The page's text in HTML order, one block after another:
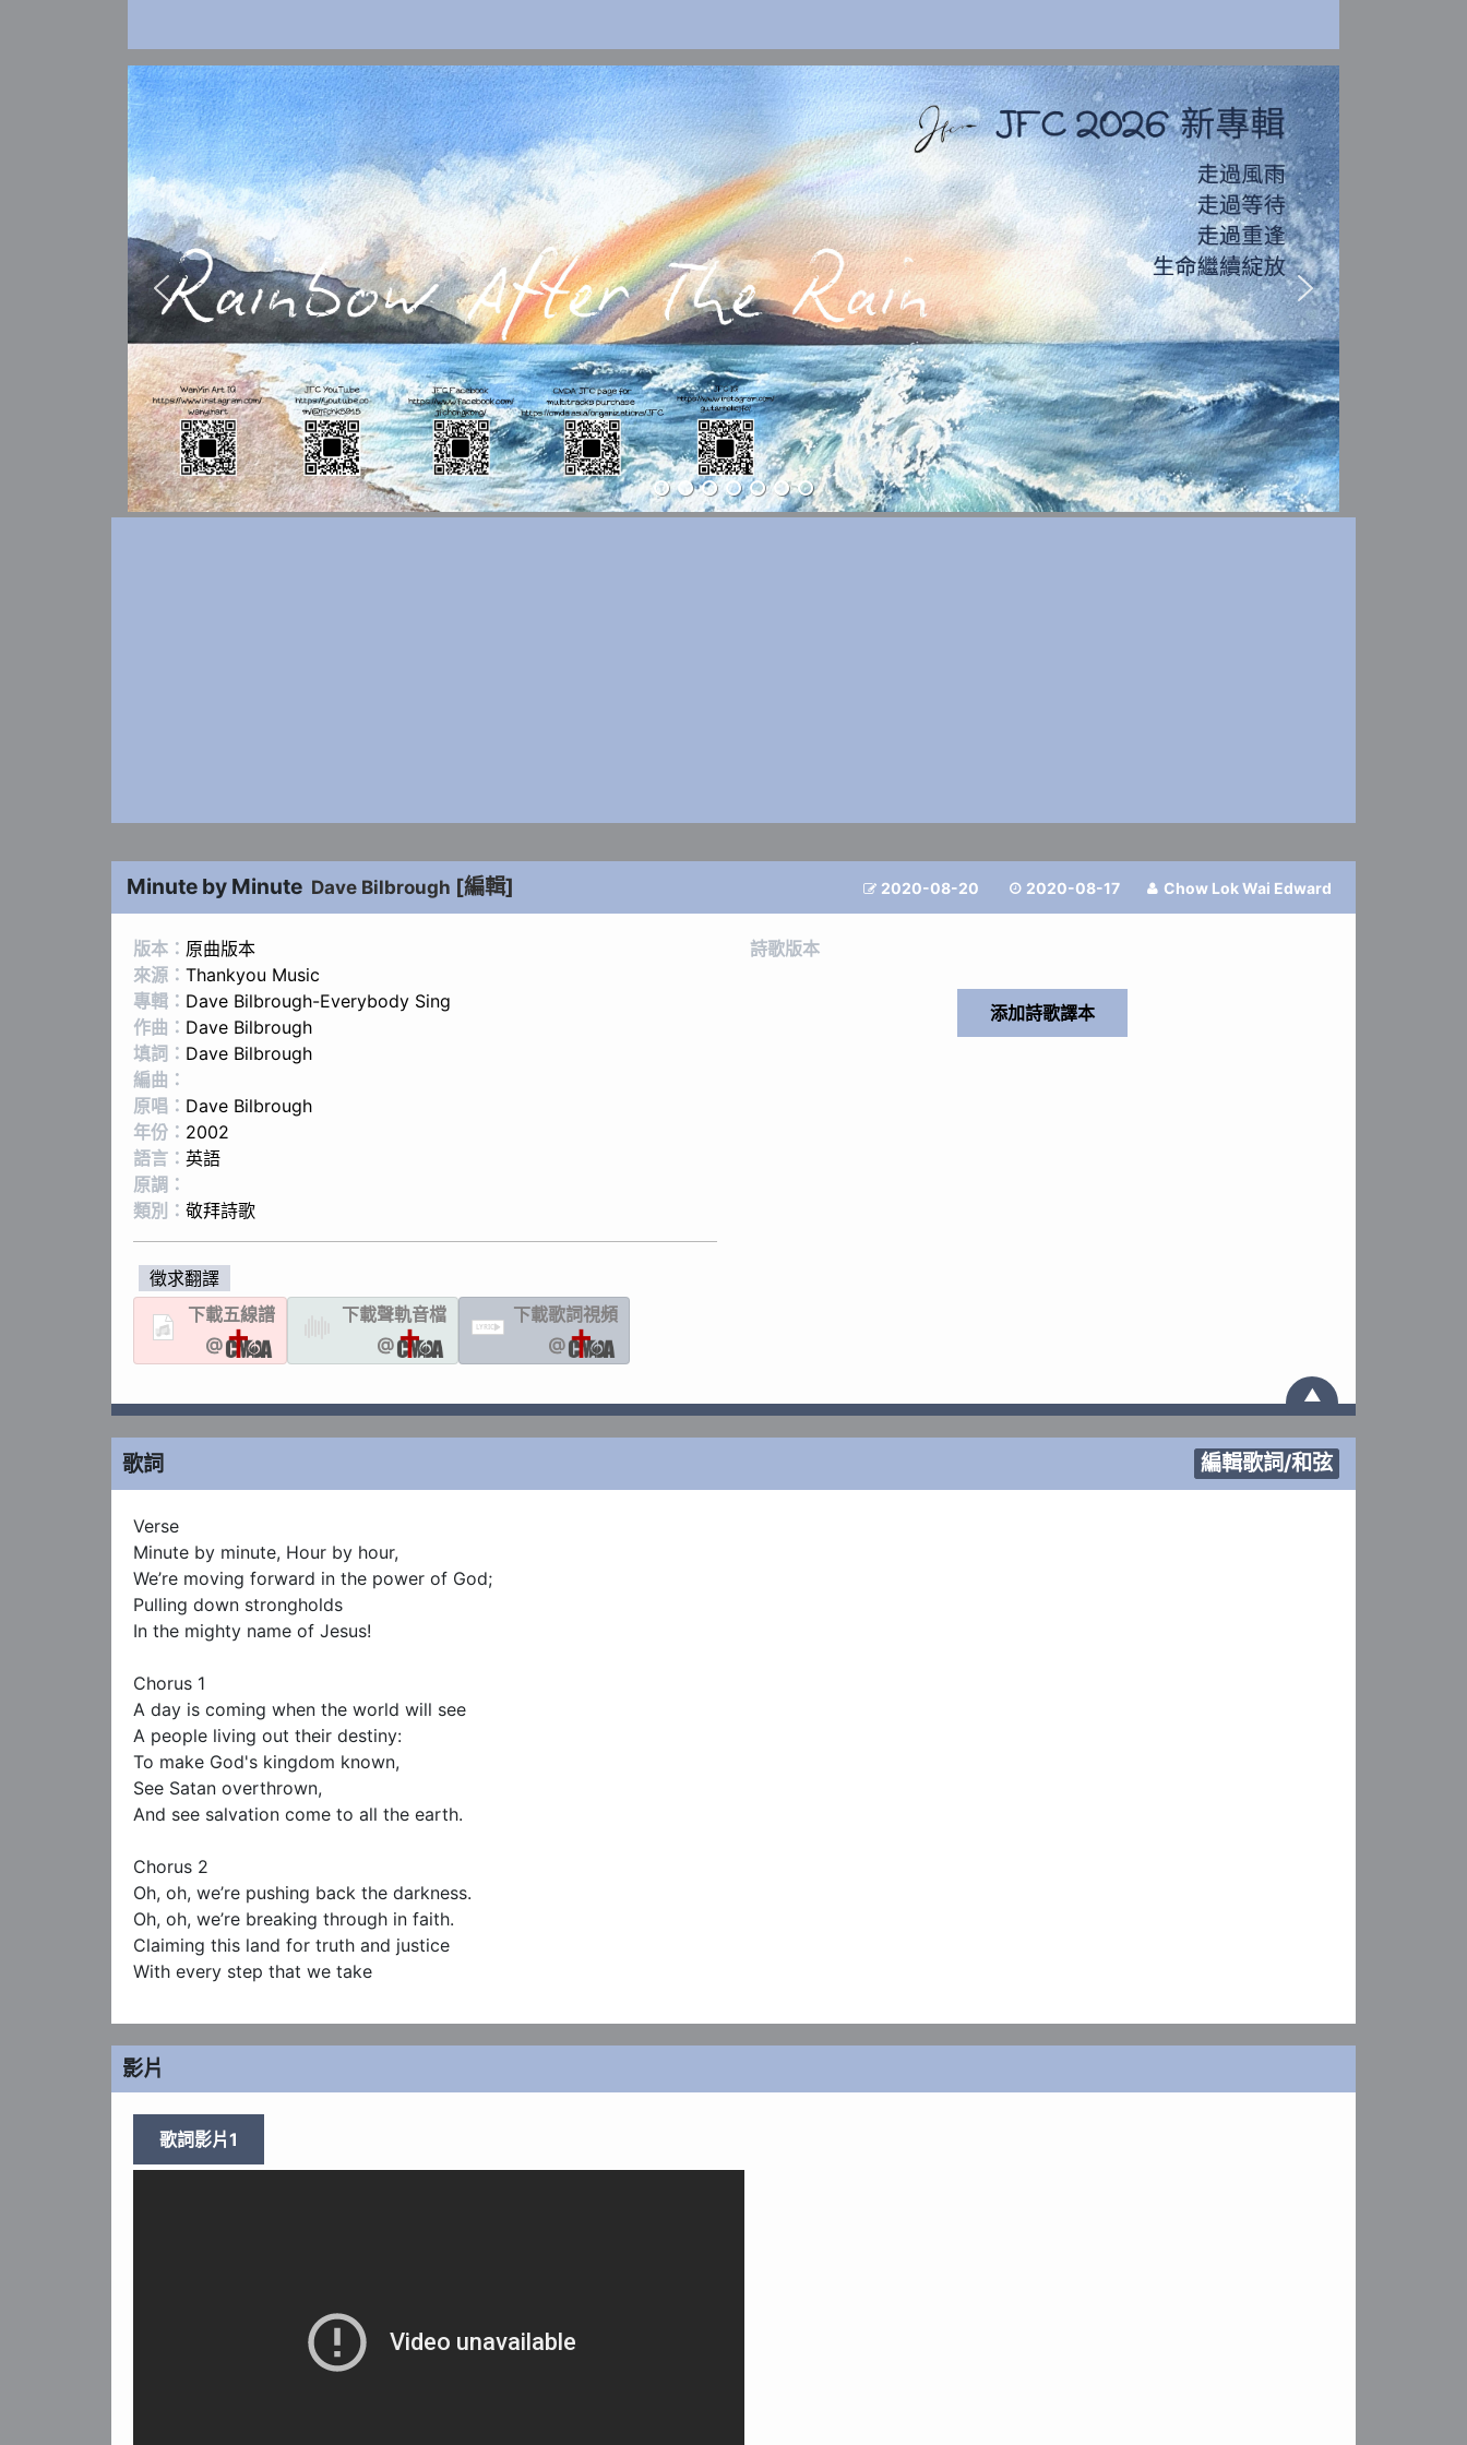
Minute by Minute Dave Bilbrough [編輯]  2020-08-20  2020-08-17  Chow Lok Wai Edward
版本： 原曲版本
來源： Thankyou Music
專輯： Dave Bilbrough-Everybody Sing
作曲： Dave Bilbrough
填詞： Dave Bilbrough
編曲：
原唱： Dave Bilbrough
年份： 2002
語言： 英語
原調：
類別： 敬拜詩歌
徵求翻譯
下載五線譜
@
下載聲軌音檔
@
LYRIC
下載歌詞視頻
@
詩歌版本
▲
歌詞 編輯歌詞/和弦
Verse
Minute by minute, Hour by hour,
We’re moving forward in the power of God;
Pulling down strongholds
In the mighty name of Jesus!
Chorus 1
A day is coming when the world will see
A people living out their destiny:
To make God's kingdom known,
See Satan overthrown,
And see salvation come to all the earth.
Chorus 2
Oh, oh, we’re pushing back the darkness.
Oh, oh, we’re breaking through in faith.
Claiming this land for truth and justice
With every step that we take
影片
歌詞影片1